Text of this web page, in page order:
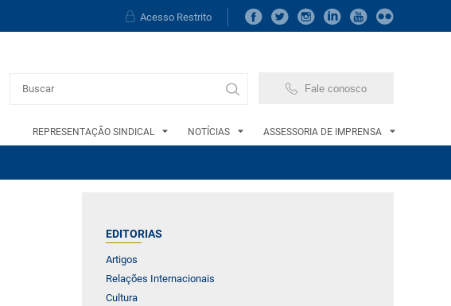
Acesso Restrito
Fale conosco
REPRESENTAÇÃO SINDICAL NOTÍCIAS ASSESSORIA DE IMPRENSA
EDITORIAS
Artigos
Relações Internacionais
Cultura